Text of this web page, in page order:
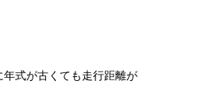
式が古くても走行距離が